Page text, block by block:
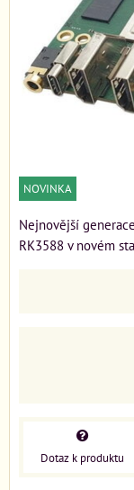
NOVINKA
Nejnovější
RK3588 v novém
Dotaz k produktu